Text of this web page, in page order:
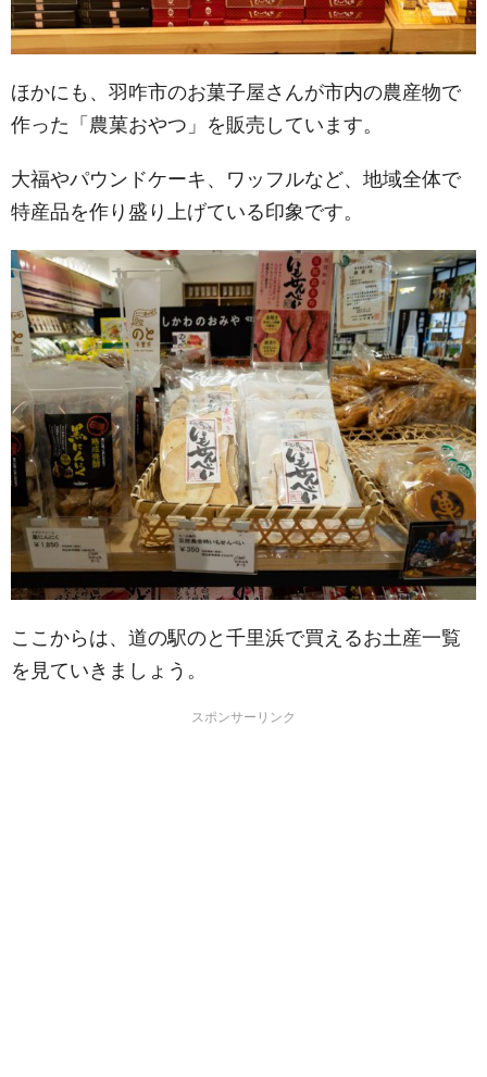
ほかにも、羽咋市のお菓子屋さんが市内の農産物で
作った「農菓おやつ」を販売しています。
大福やパウンドケーキ、ワッフルなど、地域全体で
特産品を作り盛り上げている印象です。
ここからは、道の駅のと千里浜で買えるお土産一覧
を見ていきましょう。
スポンサーリンク